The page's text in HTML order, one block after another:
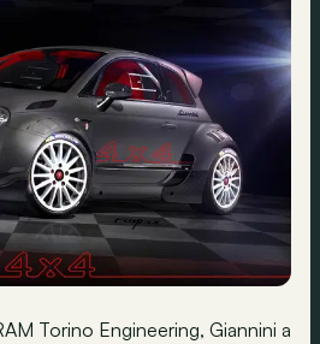
Torino Engineering, Giannini a